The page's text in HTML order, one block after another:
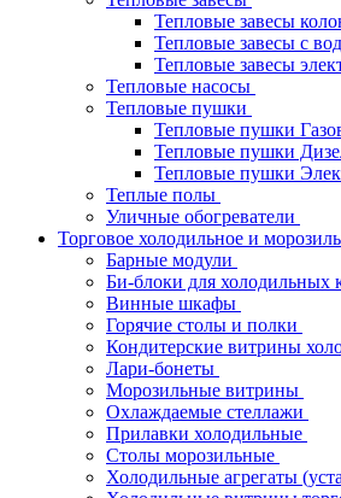
Тепловые завесы
Тепловые завесы с
Тепловые завесы
Тепловые насосы
Тепловые пушки
Тепловые пушки
Тепловые пушки
Тепловые пушки
Теплые полы
Уличные обогреватели
Торговое холодильное и
Барные модули
Би-блоки для холодильных
Винные шкафы
Горячие столы и полки
Кондитерские витрины
Лари-бонеты
Морозильные витрины
Охлаждаемые стеллажи
Прилавки холодильные
Столы морозильные
Холодильные агрегаты